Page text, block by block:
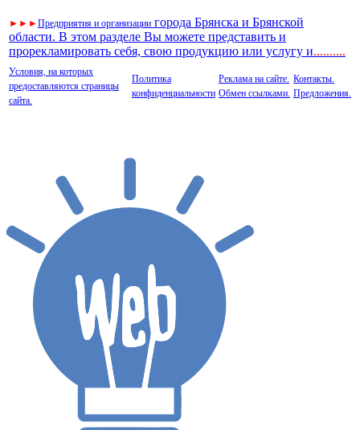
► ► ►Предприятия и организации города Брянска и Брянской
области. В этом разделе Вы можете представить и
прорекламировать себя, свою продукцию или услугу и..........
Условия, на которых
предоставляются страницы
сайта.
Политика
конфиденциальности
Реклама на сайте.
Обмен ссылками.
Контакты.
Предложения.